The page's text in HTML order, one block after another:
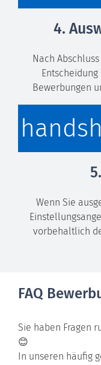
4.
Nach
Bewerbungen
Wenn Sie
vorbehaltlich
FAQ
Sie haben Fragen
😊
In unseren häufig